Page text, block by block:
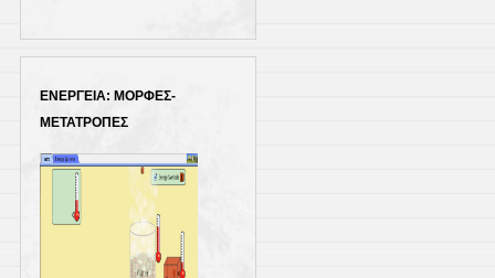
ΕΝΕΡΓΕΙΑ: ΜΟΡΦΕΣ-
ΜΕΤΑΤΡΟΠΕΣ